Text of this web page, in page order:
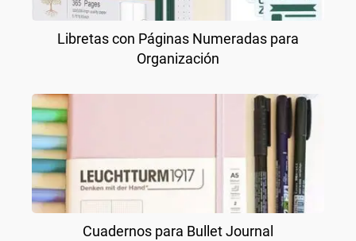
Libretas con Páginas Numeradas para
Organización
Cuadernos para Bullet Journal